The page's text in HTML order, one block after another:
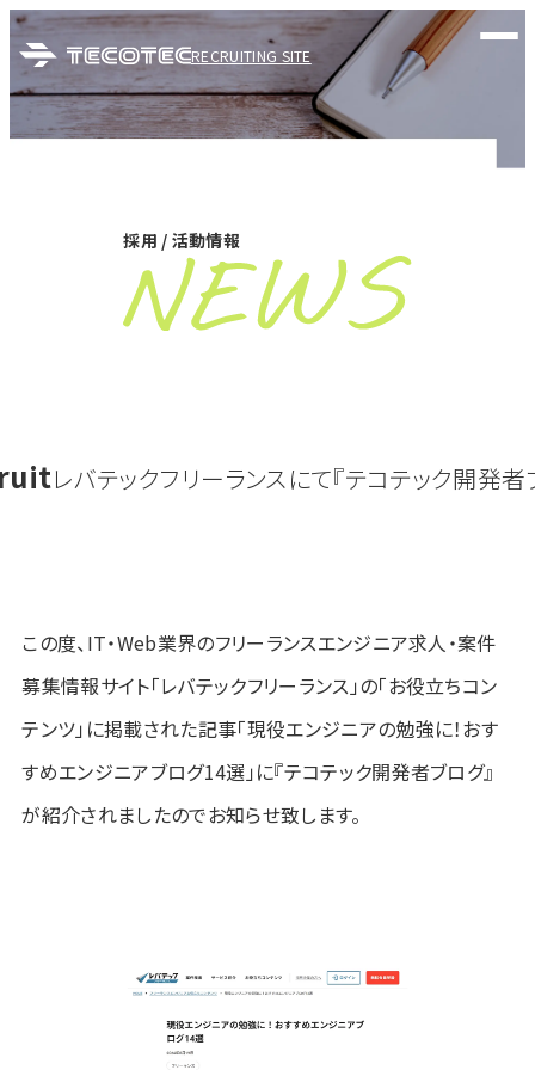
RECRUITING SITE
採用 / 活動情報
レバテックフリーランスにて『テコテック開発
この度、IT・Web業界のフリーランスエンジニア求人・案件
募集情報サイト「レバテックフリーランス」の「お役立ちコン
テンツ」に掲載された記事「現役エンジニアの勉強に！おす
すめエンジニアブログ14選」に『テコテック開発者ブログ』
が紹介されましたのでお知らせ致します。